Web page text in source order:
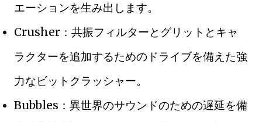
エーションを生み出します。
Crusher：共振フィルターとグリットとキャ
ラクターを追加するためのドライブを備えた強
力なビットクラッシャー。
Bubbles：異世界のサウンドのための遅延を備